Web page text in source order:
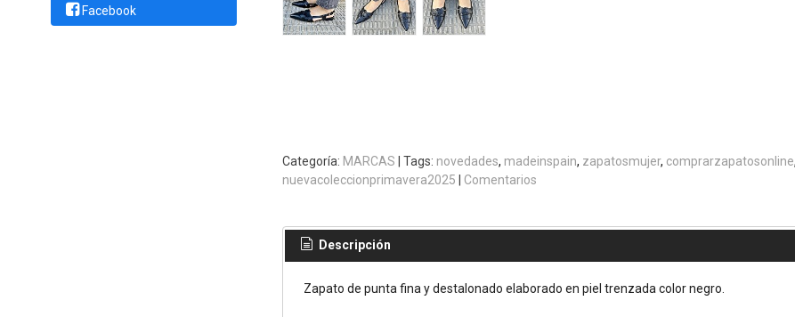
Facebook
Categoría: MARCAS Tags: novedades madeinspain zapatosmujer comprarzapatosonline
nuevacoleccionprimavera2025
Comentarios
Descripción
Zapato de punta fina y destalonado elaborado en piel trenzada color negro.